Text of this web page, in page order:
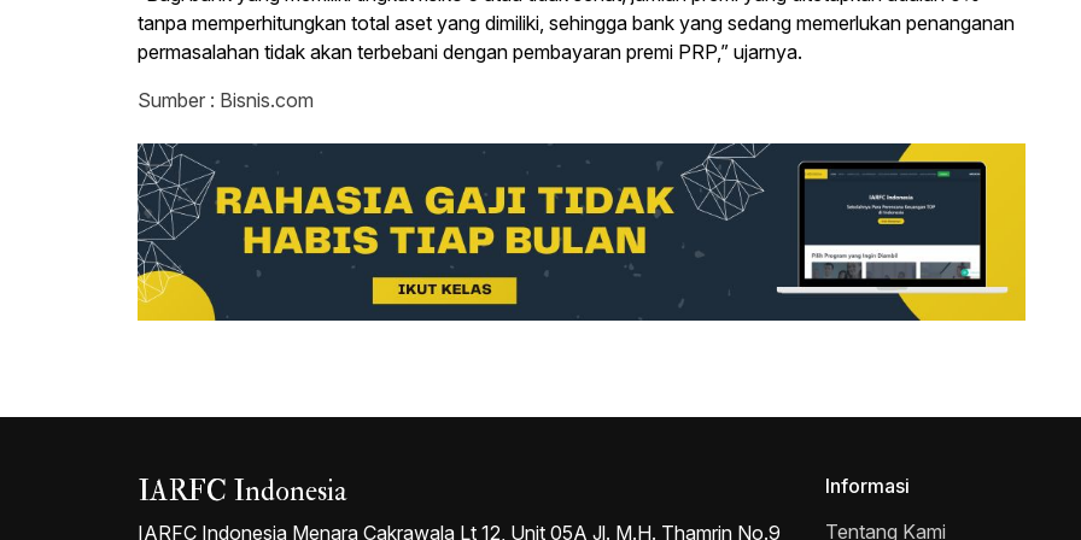
tanpa memperhitungkan total aset yang dimiliki, sehingga bank yang sedang memerlukan penanganan
permasalahan tidak akan terbebani dengan pembayaran premi PRP,” ujarnya.
Sumber : Bisnis.com
IARFC Indonesia
IARFC Indonesia Menara Cakrawala Lt 12, Unit 05A Jl. M.H. Thamrin No.9
Informasi
Tentang Kami